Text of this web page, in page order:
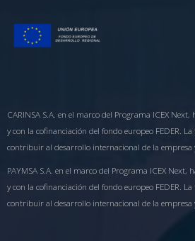
CARINSA S.A. en el marco del Programa ICEX Next,
y con la cofinanciación del fondo europeo FEDER.
contribuir al desarrollo internacional de la empresa
PAYMSA S.A. en el marco del Programa ICEX Next,
y con la cofinanciación del fondo europeo FEDER.
contribuir al desarrollo internacional de la empresa